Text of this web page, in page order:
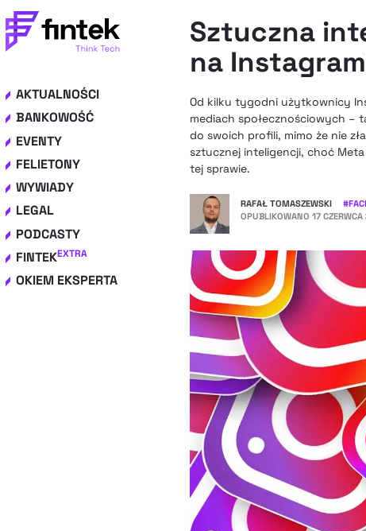
AKTUALNOŚCI
BANKOWOŚĆ
EVENTY
FELIETONY
WYWIADY
LEGAL
PODCASTY
FINTEKEXTRA
OKIEM EKSPERTA
Sztuczna
na
Od kilku tygodni użytkownicy
mediach społecznościowych –
do swoich profili, mimo że nie
sztucznej inteligencji, choć
tej sprawie.
RAFAŁ TOMASZEWSKI #
OPUBLIKOWANO 17